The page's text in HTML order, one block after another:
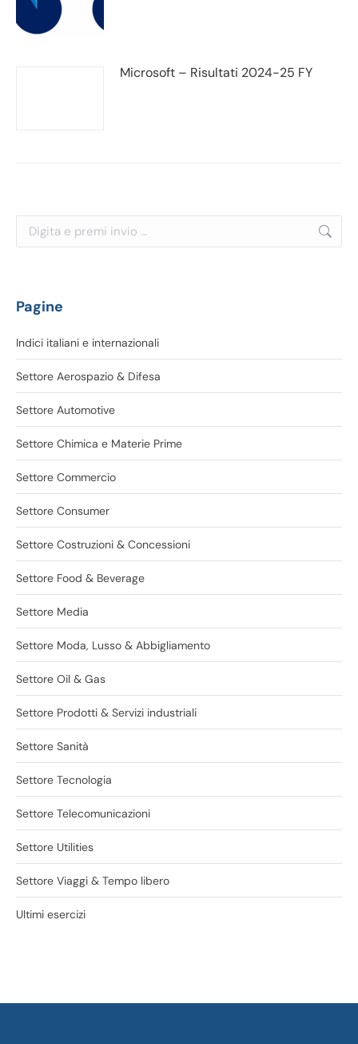
Microsoft – Risultati 2024-25 FY
Cerca:
Pagine
Indici italiani e internazionali
Settore Aerospazio & Difesa
Settore Automotive
Settore Chimica e Materie Prime
Settore Commercio
Settore Consumer
Settore Costruzioni & Concessioni
Settore Food & Beverage
Settore Media
Settore Moda, Lusso & Abbigliamento
Settore Oil & Gas
Settore Prodotti & Servizi industriali
Settore Sanità
Settore Tecnologia
Settore Telecomunicazioni
Settore Utilities
Settore Viaggi & Tempo libero
Ultimi esercizi